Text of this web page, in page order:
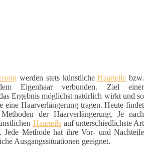
werden stets künstlicheHaarteile bzw.
Eigenhaar verbunden. Ziel einer
Ergebnis möglichst natürlich wirkt und so
eine Haarverlängerung tragen. Heute findet
der Haarverlängerung. Je nach
Haarteileauf unterschiedlichste Art
Jede Methode hat ihre Vor- und Nachteile
Ausgangssituationen geeignet.